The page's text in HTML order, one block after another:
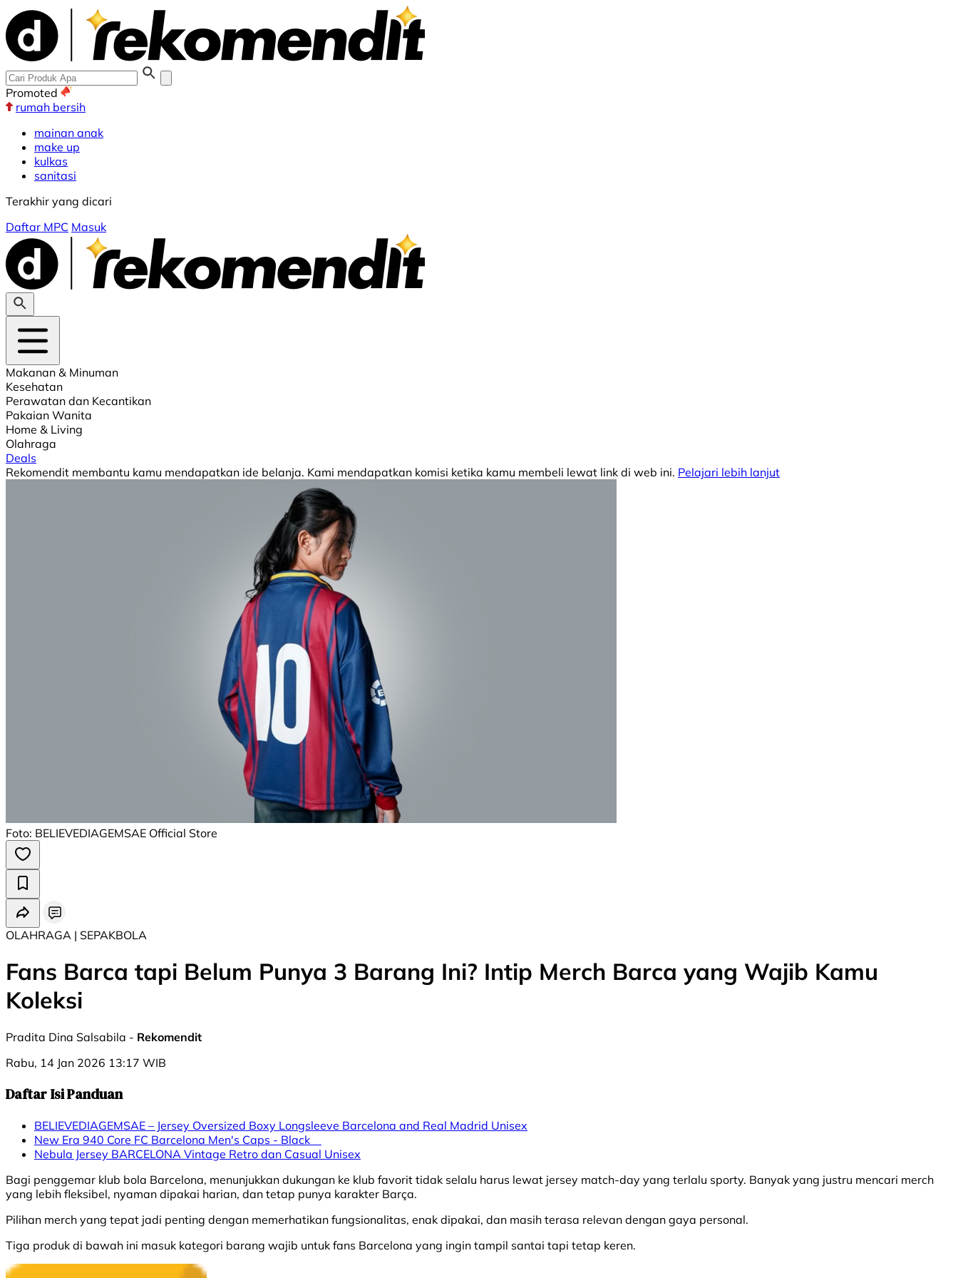
Promoted
rumah bersih
mainan anak
make up
kulkas
sanitasi
Terakhir yang dicari
Daftar MPC Masuk
Makanan & Minuman
Kesehatan
Perawatan dan Kecantikan
Pakaian Wanita
Home & Living
Olahraga
Deals
Rekomendit membantu kamu mendapatkan ide belanja. Kami mendapatkan komisi ketika kamu membeli lewat link di web ini. Pelajari lebih lanjut
Foto: BELIEVEDIAGEMSAE Official Store
OLAHRAGA | SEPAKBOLA
Fans Barca tapi Belum Punya 3 Barang Ini? Intip Merch Barca yang Wajib Kamu
Koleksi
Pradita Dina Salsabila - Rekomendit
Rabu, 14 Jan 2026 13:17 WIB
Daftar Isi Panduan
BELIEVEDIAGEMSAE – Jersey Oversized Boxy Longsleeve Barcelona and Real Madrid Unisex
New Era 940 Core FC Barcelona Men's Caps - Black
Nebula Jersey BARCELONA Vintage Retro dan Casual Unisex
Bagi penggemar klub bola Barcelona, menunjukkan dukungan ke klub favorit tidak selalu harus lewat jersey match-day yang terlalu sporty. Banyak yang justru mencari merch
yang lebih fleksibel, nyaman dipakai harian, dan tetap punya karakter Barça.
Pilihan merch yang tepat jadi penting dengan memerhatikan fungsionalitas, enak dipakai, dan masih terasa relevan dengan gaya personal.
Tiga produk di bawah ini masuk kategori barang wajib untuk fans Barcelona yang ingin tampil santai tapi tetap keren.